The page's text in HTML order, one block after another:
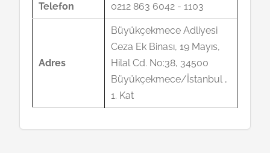
Telefon 0212 863 6042 - 1103
Adres
Büyükçekmece Adliyesi
Ceza Ek Binası, 19 Mayıs,
Hilal Cd. No:38, 34500
Büyükçekmece/İstanbul ,
1. Kat